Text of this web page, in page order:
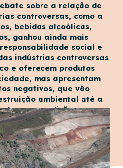
sobre a relação de
controversas, como a
bebidas alcoólicas,
ganhou ainda mais
social e
indústrias controversas
e oferecem produtos
mas apresentam
negativos, que vão
ambiental até a
a condições
pública.